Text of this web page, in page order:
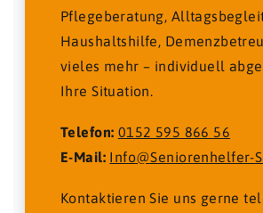
Pflegeberatung,
Haushaltshilfe,
vieles mehr – individuell
Ihre Situation.
Telefon: 0152 595 866 56
E-Mail: Info@Seniorenhelfer-
Kontaktieren Sie uns gerne